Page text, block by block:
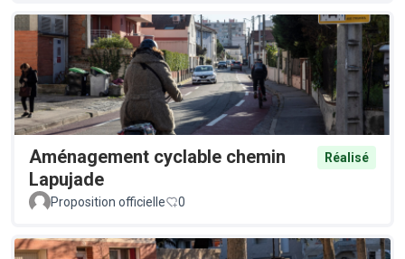
Aménagement cyclable chemin
Lapujade
Réalisé
Proposition officielle 0